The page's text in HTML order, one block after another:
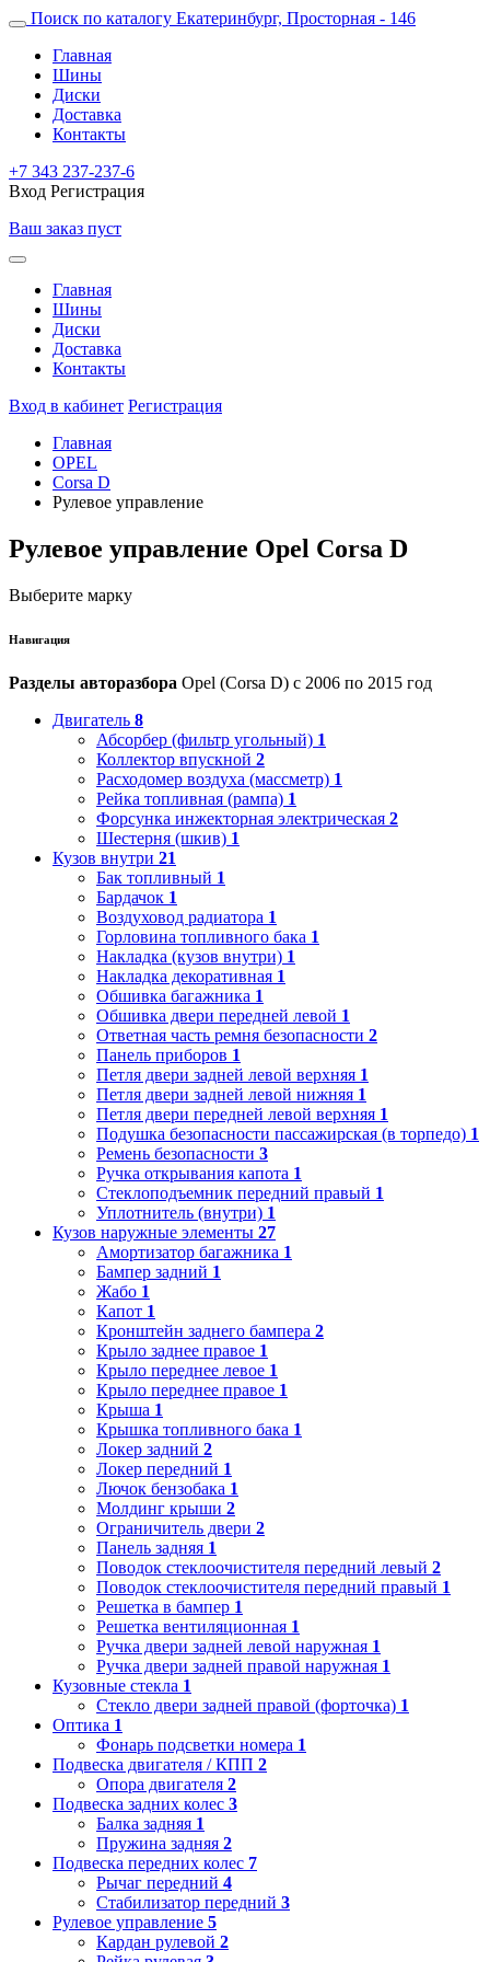
Поиск по каталогу Екатеринбург, Просторная - 146
Главная
Шины
Диски
Доставка
Контакты
+7 343 237-237-6
Вход Регистрация
Ваш заказ пуст
Главная
Шины
Диски
Доставка
Контакты
Вход в кабинет Регистрация
Главная
OPEL
Corsa D
Рулевое управление
Рулевое управление Opel Corsa D
Выберите марку
Навигация
Разделы авторазбора Opel (Corsa D) с 2006 по 2015 год
Двигатель 8
Абсорбер (фильтр угольный) 1
Коллектор впускной 2
Расходомер воздуха (массметр) 1
Рейка топливная (рампа) 1
Форсунка инжекторная электрическая 2
Шестерня (шкив) 1
Кузов внутри 21
Бак топливный 1
Бардачок 1
Воздуховод радиатора 1
Горловина топливного бака 1
Накладка (кузов внутри) 1
Накладка декоративная 1
Обшивка багажника 1
Обшивка двери передней левой 1
Ответная часть ремня безопасности 2
Панель приборов 1
Петля двери задней левой верхняя 1
Петля двери задней левой нижняя 1
Петля двери передней левой верхняя 1
Подушка безопасности пассажирская (в торпедо) 1
Ремень безопасности 3
Ручка открывания капота 1
Стеклоподъемник передний правый 1
Уплотнитель (внутри) 1
Кузов наружные элементы 27
Амортизатор багажника 1
Бампер задний 1
Жабо 1
Капот 1
Кронштейн заднего бампера 2
Крыло заднее правое 1
Крыло переднее левое 1
Крыло переднее правое 1
Крыша 1
Крышка топливного бака 1
Локер задний 2
Локер передний 1
Лючок бензобака 1
Молдинг крыши 2
Ограничитель двери 2
Панель задняя 1
Поводок стеклоочистителя передний левый 2
Поводок стеклоочистителя передний правый 1
Решетка в бампер 1
Решетка вентиляционная 1
Ручка двери задней левой наружная 1
Ручка двери задней правой наружная 1
Кузовные стекла 1
Стекло двери задней правой (форточка) 1
Оптика 1
Фонарь подсветки номера 1
Подвеска двигателя / КПП 2
Опора двигателя 2
Подвеска задних колес 3
Балка задняя 1
Пружина задняя 2
Подвеска передних колес 7
Рычаг передний 4
Стабилизатор передний 3
Рулевое управление 5
Кардан рулевой 2